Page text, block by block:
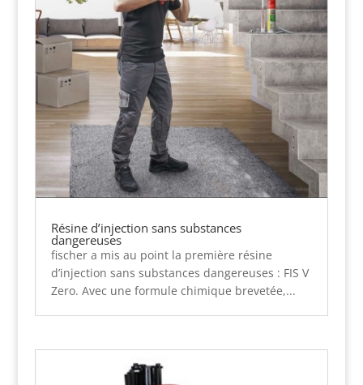
Résine d’injection sans substances
dangereuses
fischer a mis au point la première résine
d’injection sans substances dangereuses : FIS V
Zero. Avec une formule chimique brevetée,...